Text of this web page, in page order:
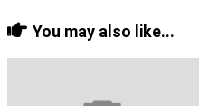
You may also like...